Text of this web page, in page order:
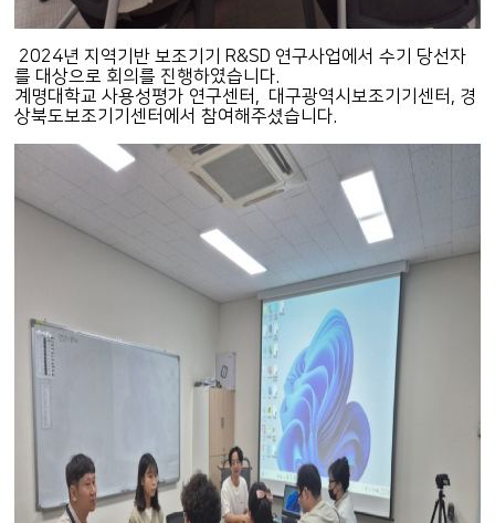
2024년 지역기반 보조기기 R&SD 연구사업에서 수기 당선자
를 대상으로 회의를 진행하였습니다.
계명대학교 사용성평가 연구센터, 대구광역시보조기기센터, 경
상북도보조기기센터에서 참여해주셨습니다.